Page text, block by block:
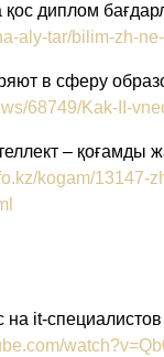
диплом
aly-tar/bilim-zh-
в сферу
68749/Kak-II-
– қоғамды
kogam/13147-
на it-специалистов